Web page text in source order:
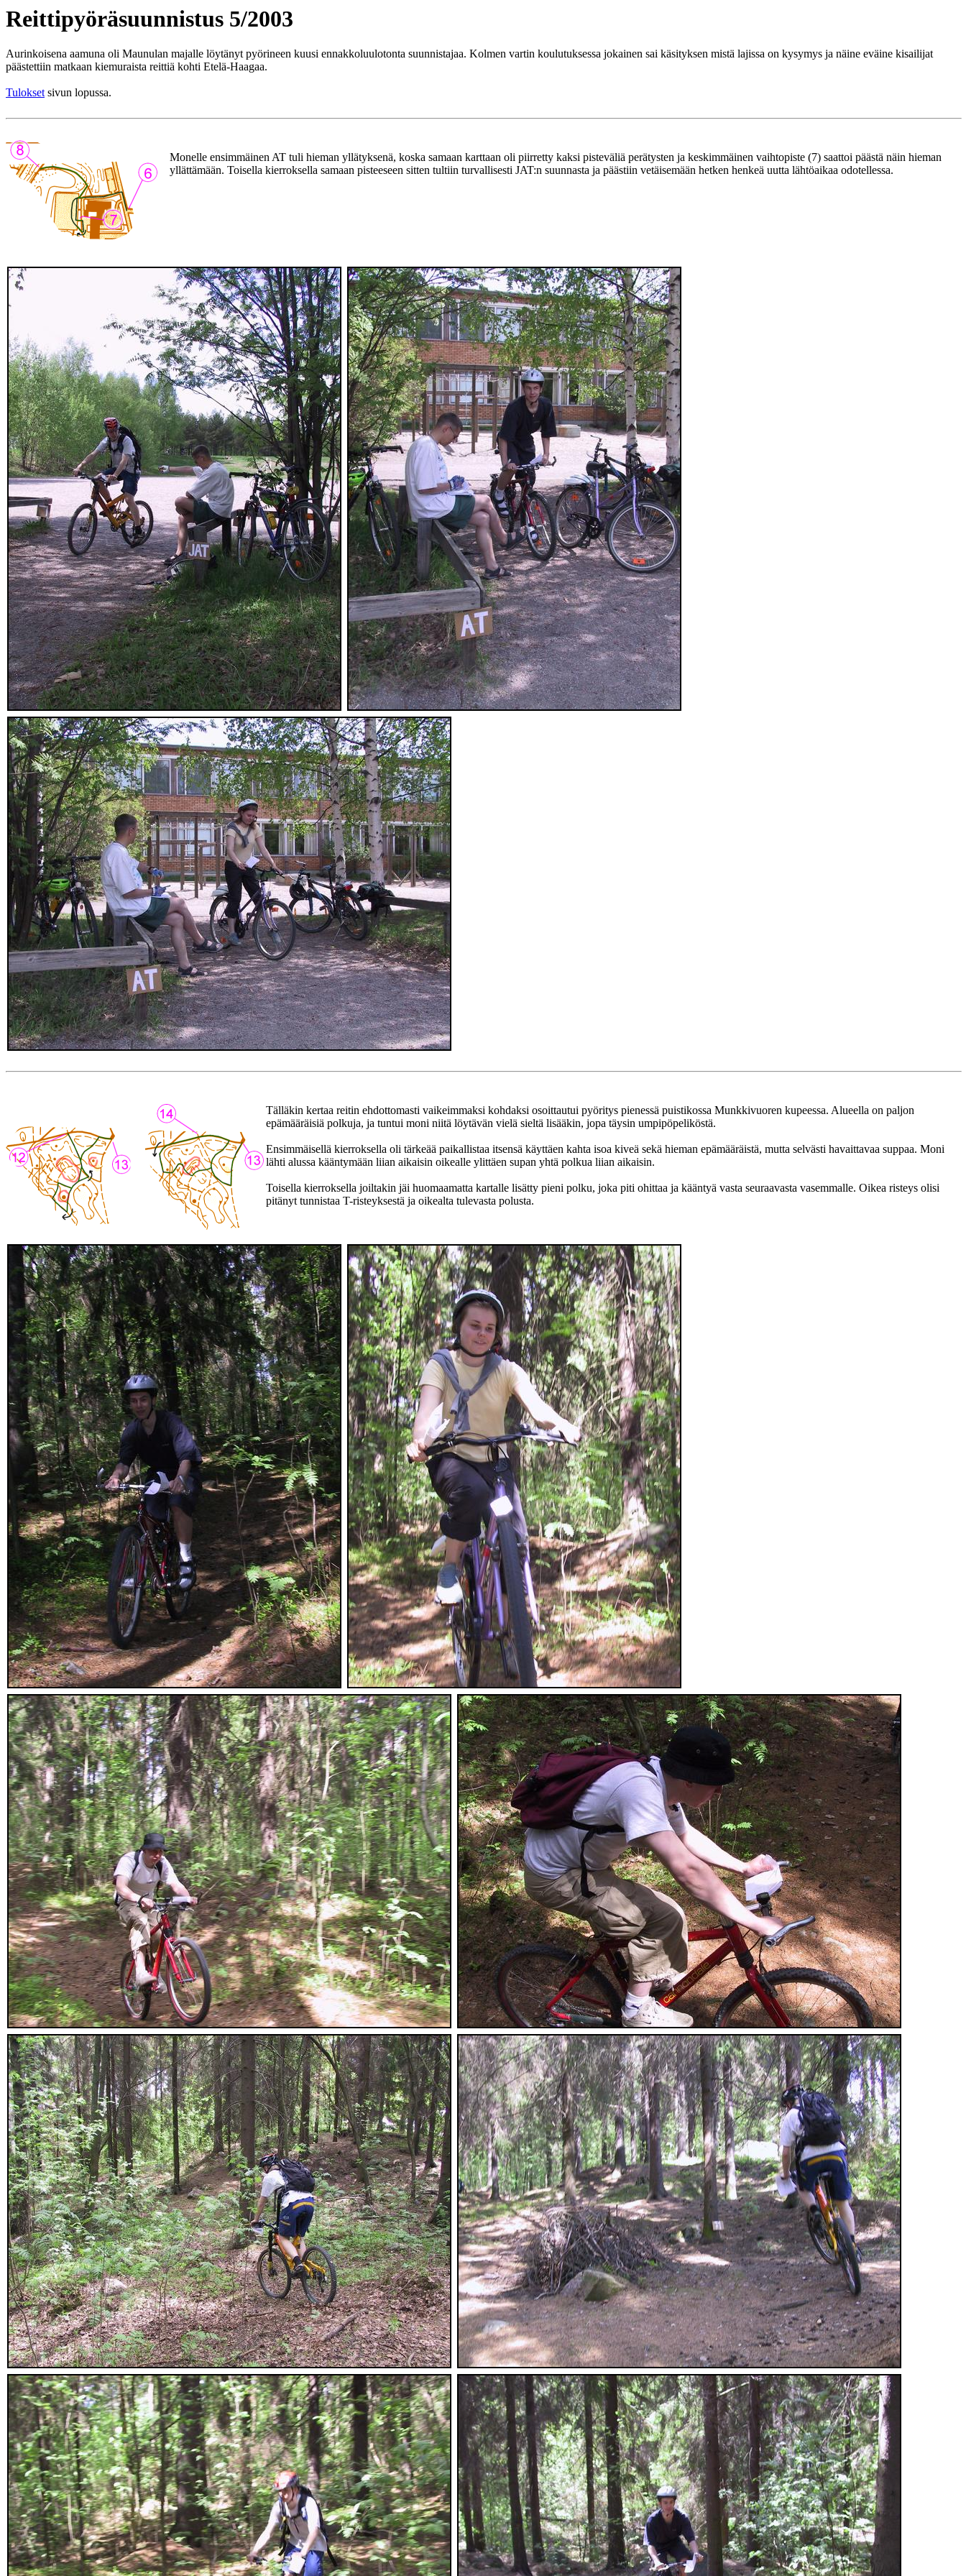
Reittipyöräsuunnistus 5/2003
Aurinkoisena aamuna oli Maunulan majalle löytänyt pyörineen kuusi ennakkoluulotonta suunnistajaa. Kolmen vartin koulutuksessa jokainen sai käsityksen mistä lajissa on kysymys ja näine eväine kisailijat
päästettiin matkaan kiemuraista reittiä kohti Etelä-Haagaa.
Tuloksetsivun lopussa.
Monelle ensimmäinen AT tuli hieman yllätyksenä, koska samaan karttaan oli piirretty kaksi pisteväliä perätysten ja keskimmäinen vaihtopiste (7) saattoi päästä näin hieman
yllättämään. Toisella kierroksella samaan pisteeseen sitten tultiin turvallisesti JAT:n suunnasta ja päästiin vetäisemään hetken henkeä uutta lähtöaikaa odotellessa.
Tälläkin kertaa reitin ehdottomasti vaikeimmaksi kohdaksi osoittautui pyöritys pienessä puistikossa Munkkivuoren kupeessa. Alueella on paljon
epämääräisiä polkuja, ja tuntui moni niitä löytävän vielä sieltä lisääkin, jopa täysin umpipöpeliköstä.
Ensimmäisellä kierroksella oli tärkeää paikallistaa itsensä käyttäen kahta isoa kiveä sekä hieman epämääräistä, mutta selvästi havaittavaa suppaa. Moni
lähti alussa kääntymään liian aikaisin oikealle ylittäen supan yhtä polkua liian aikaisin.
Toisella kierroksella joiltakin jäi huomaamatta kartalle lisätty pieni polku, joka piti ohittaa ja kääntyä vasta seuraavasta vasemmalle. Oikea risteys olisi
pitänyt tunnistaa T-risteyksestä ja oikealta tulevasta polusta.